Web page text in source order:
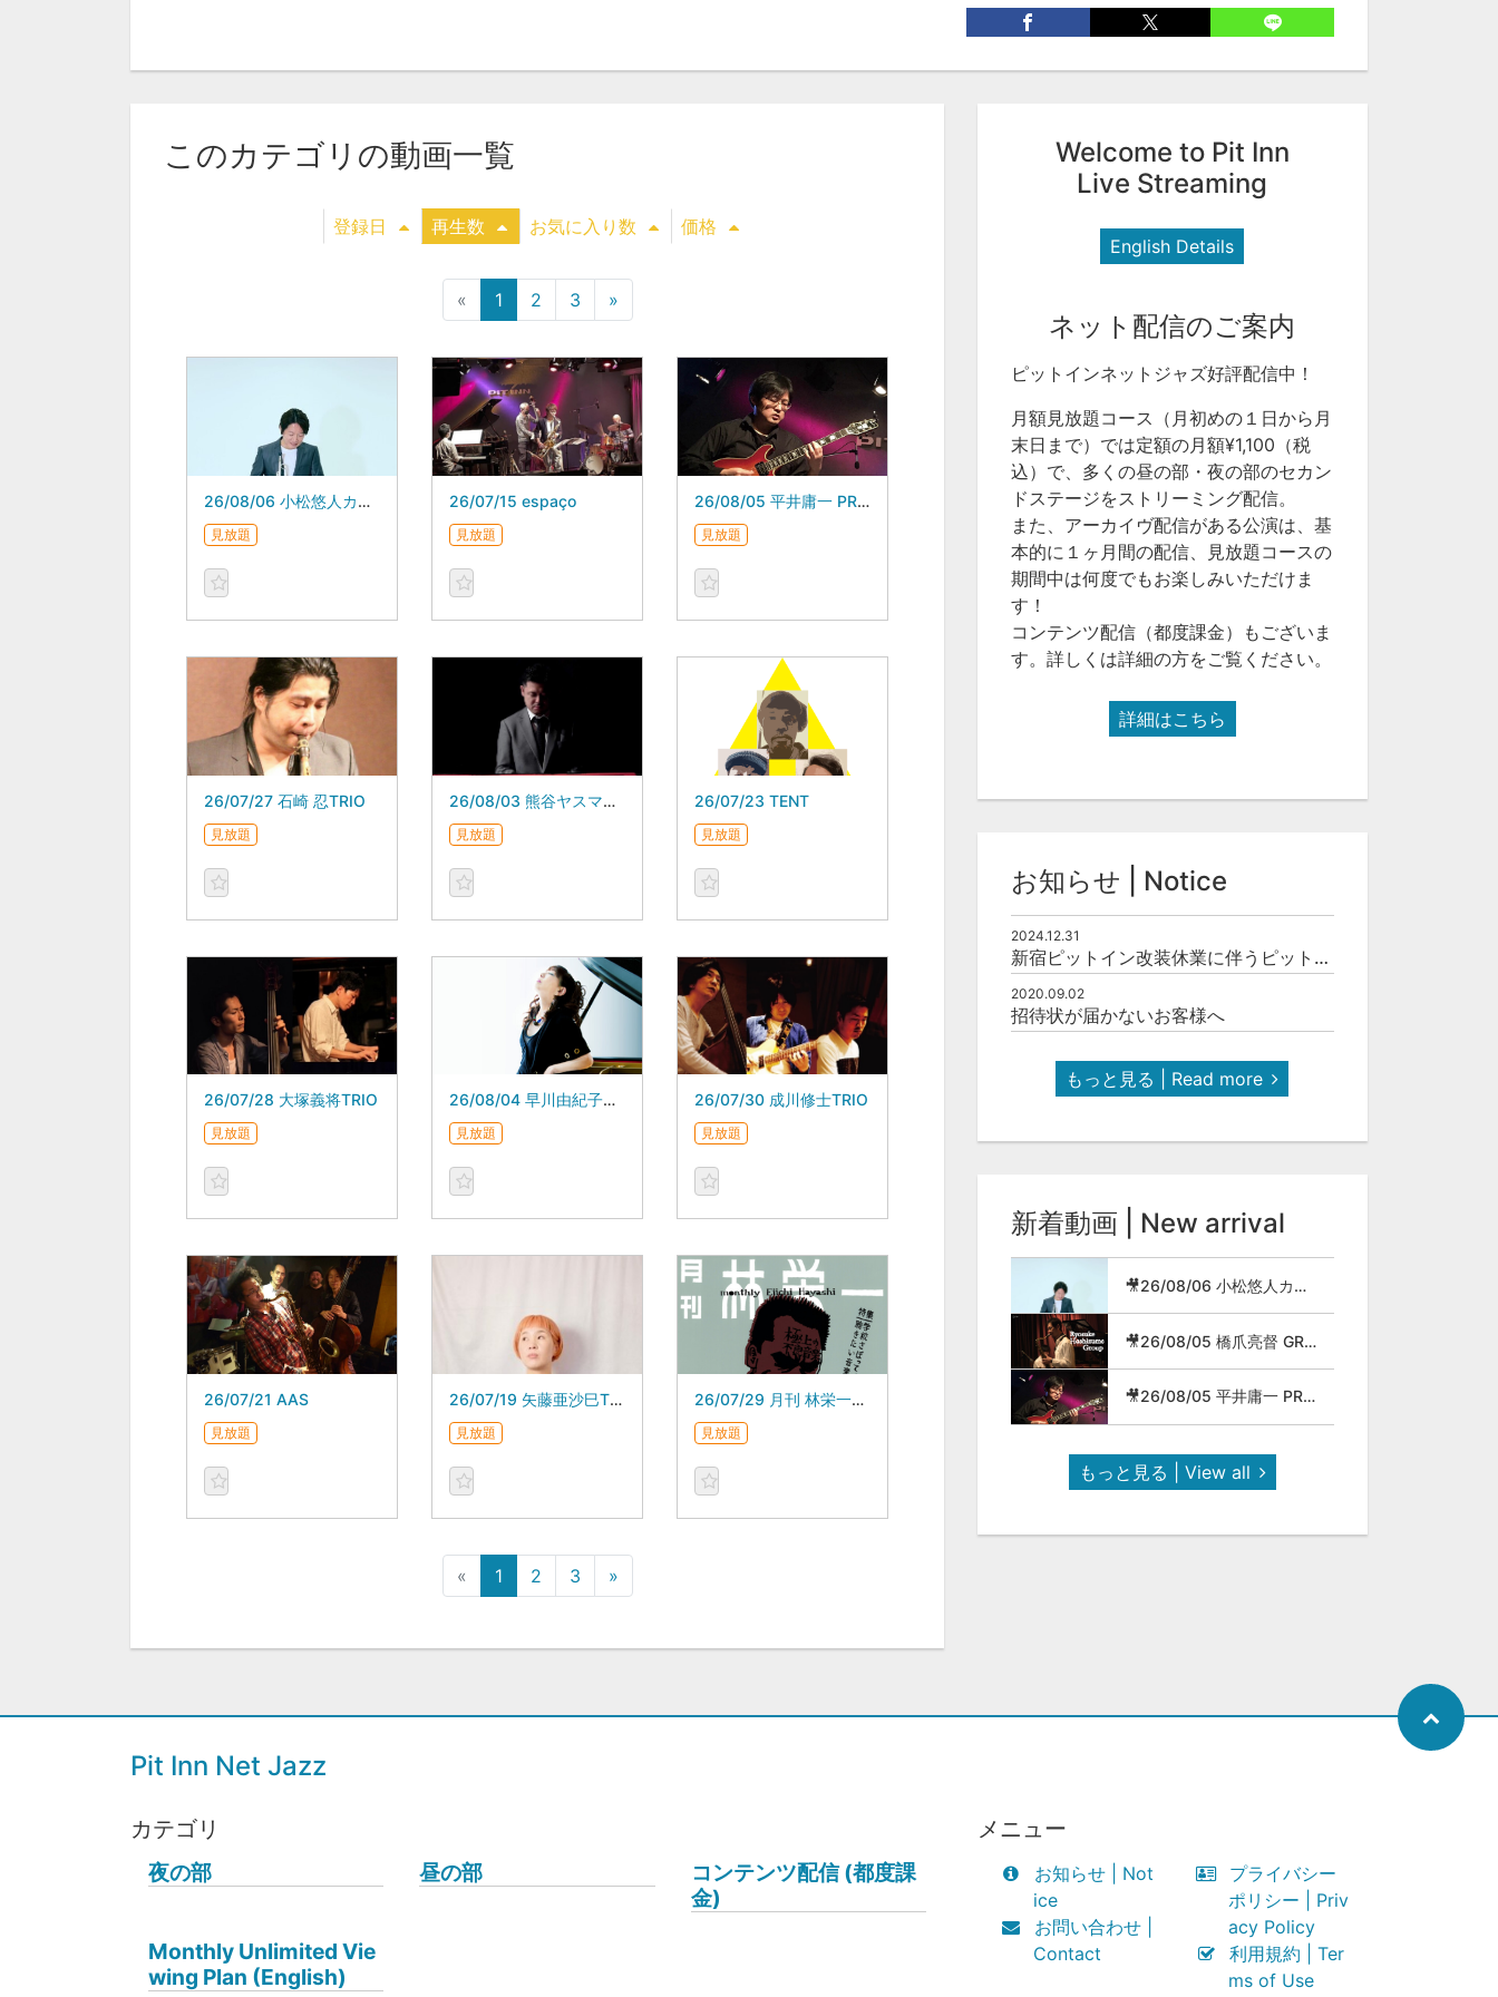
このカテゴリの動画一覧
登録日 再生数 お気に入り数 価格
« 1 2 3 »
26/08/06 小松悠人カルテット
見放題
26/07/15 espaço
見放題
26/08/05 平井庸一 PROG JAZZ METAL BAND
見放題
26/07/27 石崎 忍TRIO
見放題
26/08/03 熊谷ヤスマサTRIO
見放題
26/07/23 TENT
見放題
26/07/28 大塚義将TRIO
見放題
26/08/04 早川由紀子カルテット
見放題
26/07/30 成川修士TRIO
見放題
26/07/21 AAS
見放題
26/07/19 矢藤亜沙巳TRIO
見放題
26/07/29 月刊 林栄一７月号
見放題
« 1 2 3 »
Welcome to Pit Inn
Live Streaming
English Details
ネット配信のご案内
ピットインネットジャズ好評配信中！
月額見放題コース（月初めの１日から月
末日まで）では定額の月額¥1,100（税
込）で、多くの昼の部・夜の部のセカン
ドステージをストリーミング配信。
また、アーカイヴ配信がある公演は、基
本的に１ヶ月間の配信、見放題コースの
期間中は何度でもお楽しみいただけま
す！
コンテンツ配信（都度課金）もございま
す。詳しくは詳細の方をご覧ください。
詳細はこちら
お知らせ | Notice
2024.12.31
新宿ピットイン改装休業に伴うピットインネットジャズのご案内
2020.09.02
招待状が届かないお客様へ
もっと見る | Read more
新着動画 | New arrival
🎥26/08/06 小松悠人カルテット
🎥26/08/05 橋爪亮督 GROUP
🎥26/08/05 平井庸一 PROG JAZZ METAL BAND
もっと見る | View all
Pit Inn Net Jazz
カテゴリ
夜の部
昼の部
コンテンツ配信 (都度課
金)
Monthly Unlimited Vie
wing Plan (English)
メニュー
お知らせ | Not
ice
お問い合わせ |
Contact
プライバシー
ポリシー | Priv
acy Policy
利用規約 | Ter
ms of Use